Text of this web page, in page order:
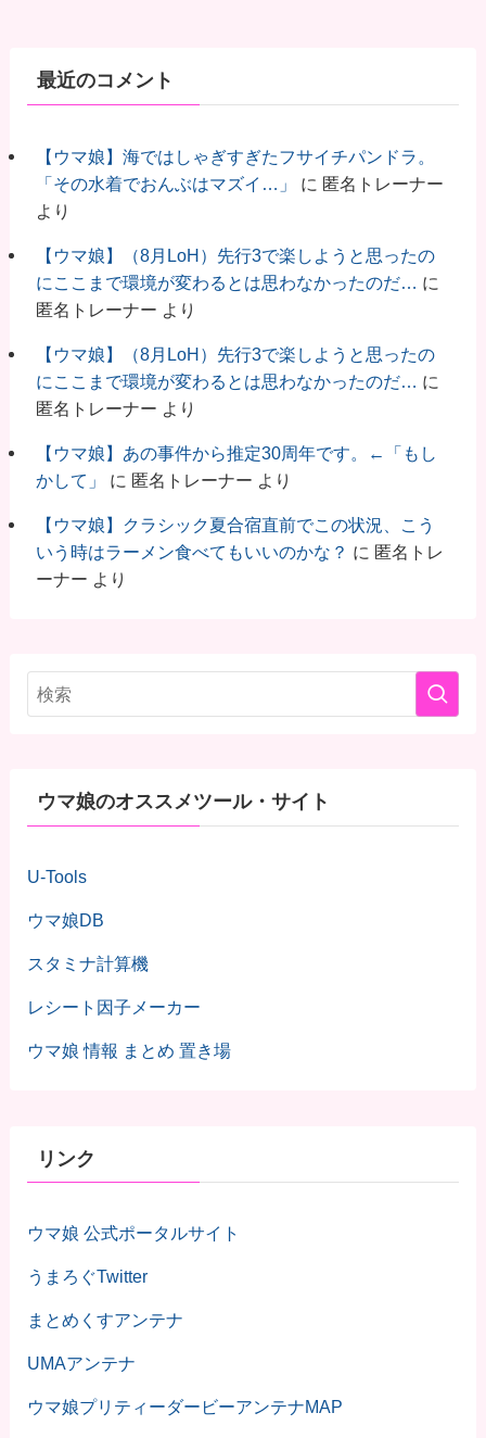
最近のコメント
【ウマ娘】海ではしゃぎすぎたフサイチパンドラ。
「その水着でおんぶはマズイ…」
に 匿名トレーナー
より
【ウマ娘】（8月LoH）先行3で楽しようと思ったの
にここまで環境が変わるとは思わなかったのだ… に
匿名トレーナー より
【ウマ娘】（8月LoH）先行3で楽しようと思ったの
にここまで環境が変わるとは思わなかったのだ… に
匿名トレーナー より
【ウマ娘】あの事件から推定30周年です。←「もし
かして」
に 匿名トレーナー より
【ウマ娘】クラシック夏合宿直前でこの状況、こう
いう時はラーメン食べてもいいのかな？ に 匿名トレ
ーナー より
ウマ娘のオススメツール・サイト
U-Tools
ウマ娘DB
スタミナ計算機
レシート因子メーカー
ウマ娘 情報 まとめ 置き場
リンク
ウマ娘 公式ポータルサイト
うまろぐTwitter
まとめくすアンテナ
UMAアンテナ
ウマ娘プリティーダービーアンテナMAP